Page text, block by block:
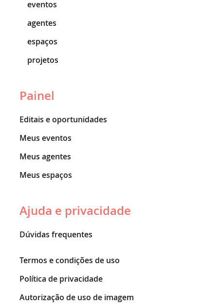
eventos
agentes
espaços
projetos
Painel
Editais e oportunidades
Meus eventos
Meus agentes
Meus espaços
Ajuda e privacidade
Dúvidas frequentes
Termos e condições de uso
Política de privacidade
Autorização de uso de imagem